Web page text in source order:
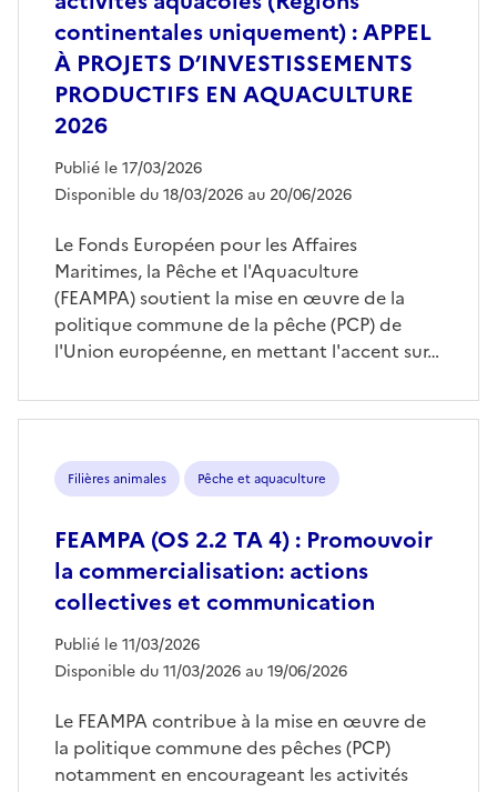
continentales uniquement) : APPEL
À PROJETS D’INVESTISSEMENTS
PRODUCTIFS EN AQUACULTURE
2026
Publié le 17/03/2026
Disponible du 18/03/2026 au 20/06/2026
Le Fonds Européen pour les Affaires
Maritimes, la Pêche et l'Aquaculture
(FEAMPA) soutient la mise en œuvre de la
politique commune de la pêche (PCP) de
l'Union européenne, en mettant l'accent sur…
Filières animales Pêche et aquaculture
FEAMPA (OS 2.2 TA 4) : Promouvoir
la commercialisation: actions
collectives et communication
Publié le 11/03/2026
Disponible du 11/03/2026 au 19/06/2026
Le FEAMPA contribue à la mise en œuvre de
la politique commune des pêches (PCP)
notamment en encourageant les activités